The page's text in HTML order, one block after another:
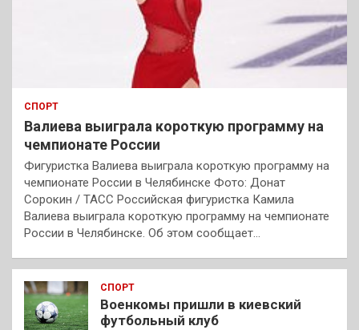
СПОРТ
Валиева выиграла короткую программу на
чемпионате России
Фигуристка Валиева выиграла короткую программу на
чемпионате России в Челябинске Фото: Донат
Сорокин / ТАСС Российская фигуристка Камила
Валиева выиграла короткую программу на чемпионате
России в Челябинске. Об этом сообщает…
СПОРТ
Военкомы пришли в киевский
футбольный клуб